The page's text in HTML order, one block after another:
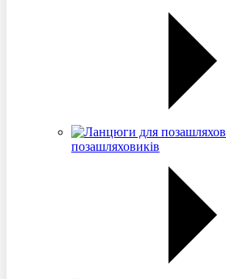
позашляховиків